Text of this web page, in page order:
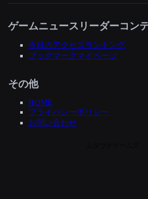
ゲームニュースリーダーコン
今日のアクセスランキング
ブックマークマイページ
その他
HOME
プライバシーポリシー
お問い合わせ